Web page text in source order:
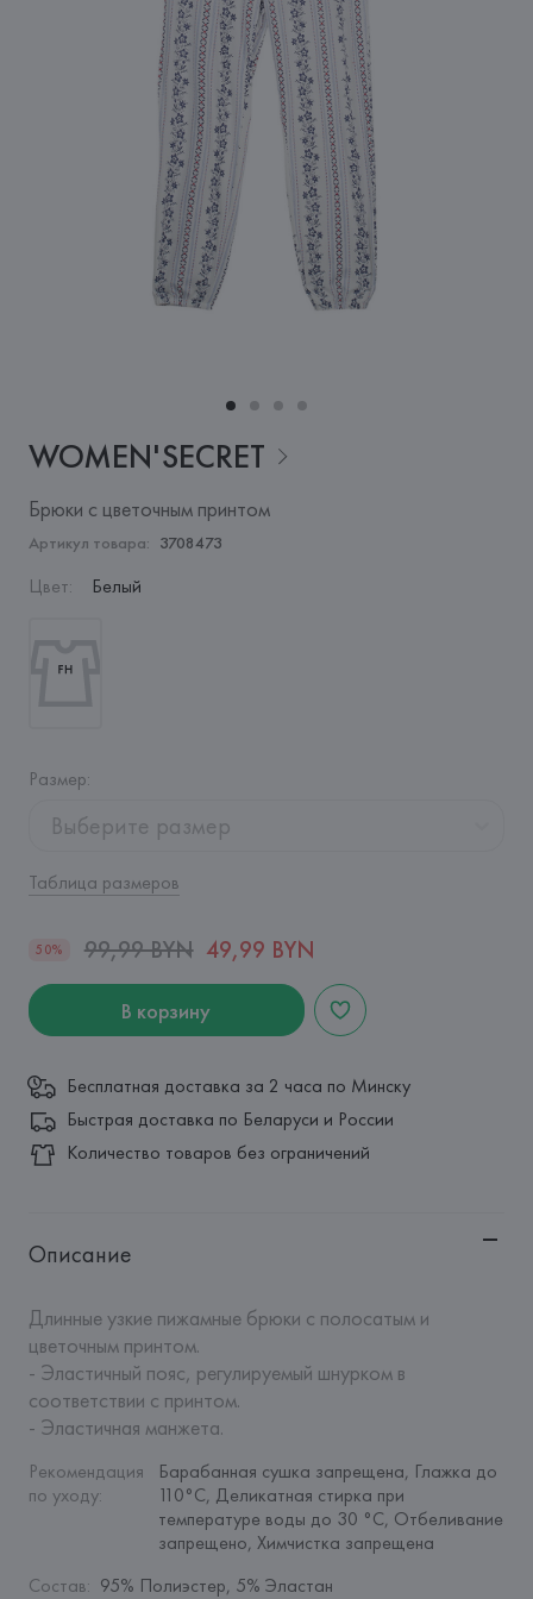
WOMEN'SECRET
Брюки с цветочным принтом
Артикул товара: 3708473
Цвет: Белый
Размер:
Выберите размер
Таблица размеров
50% 99,99 BYN 49,99 BYN
В корзину
Бесплатная доставка за 2 часа по Минску
Быстрая доставка по Беларуси и России
Количество товаров без ограничений
Описание
Длинные узкие пижамные брюки с полосатым и
цветочным принтом.
- Эластичный пояс, регулируемый шнурком в
соответствии с принтом.
- Эластичная манжета.
Рекомендация
по уходу:
Барабанная сушка запрещена, Глажка до
110°C, Деликатная стирка при
температуре воды до 30 °C, Отбеливание
запрещено, Химчистка запрещена
Состав: 95% Полиэстер, 5% Эластан